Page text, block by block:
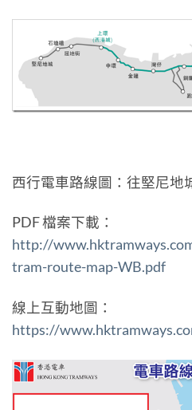
西行電車路線圖：往堅尼地
PDF 檔案下載：
http://
tram-route-map-WB.pdf
線上互動地圖：
https://